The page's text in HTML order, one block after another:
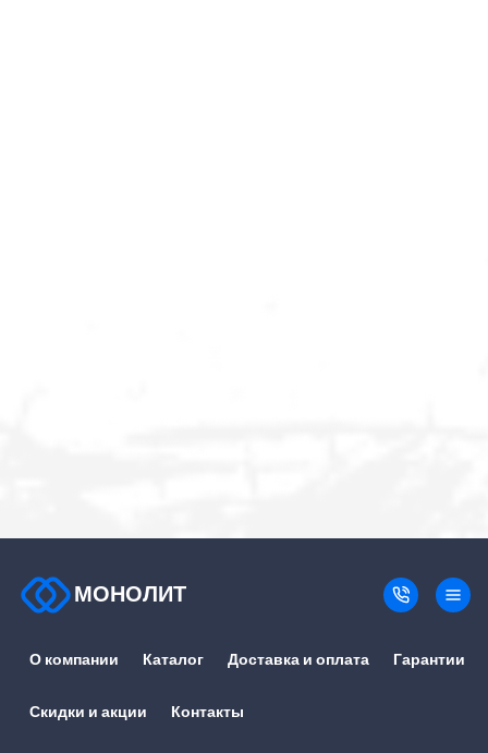
МОНОЛИТ
О компании Каталог Доставка и оплата Гарантии
Скидки и акции Контакты